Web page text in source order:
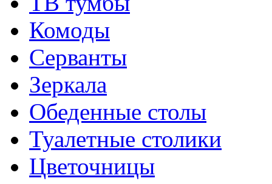
Комоды
Серванты
Зеркала
Обеденные столы
Туалетные столики
Цветочницы